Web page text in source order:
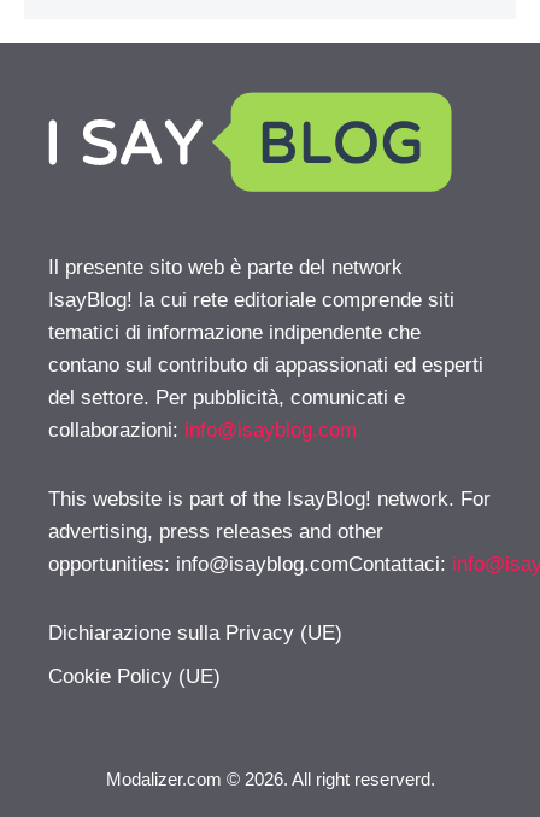
Il presente sito web è parte del network
IsayBlog! la cui rete editoriale comprende siti
tematici di informazione indipendente che
contano sul contributo di appassionati ed esperti
del settore. Per pubblicità, comunicati e
collaborazioni: info@isayblog.com
This website is part of the IsayBlog! network. For
advertising, press releases and other
opportunities: info@isayblog.comContattaci:
Dichiarazione sulla Privacy (UE)
Cookie Policy (UE)
Modalizer.com © 2026. All right reserverd.